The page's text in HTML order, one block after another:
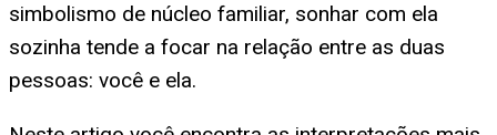
simbolismo de núcleo familiar, sonhar com ela
sozinha tende a focar na relação entre as duas
pessoas: você e ela.